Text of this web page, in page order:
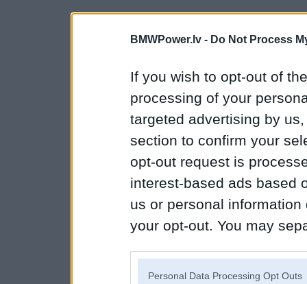
BMWPower.lv - Do Not Process
If you wish to opt-out of
processing of your
targeted advertising by
section to confirm your
opt-out request is
interest-based ads based
us or personal
your opt-out. You may
Personal Data Processing Opt Outs